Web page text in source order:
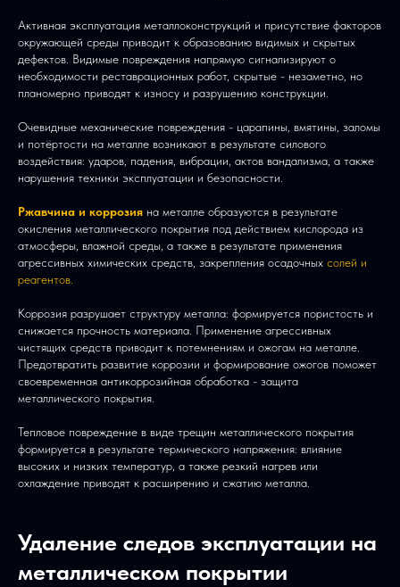
Активная эксплуатация металлоконструкций и присутствие факторов
окружающей среды приводит к образованию видимых и скрытых
дефектов. Видимые повреждения напрямую сигнализируют о
необходимости реставрационных работ, скрытые - незаметно, но
планомерно приводят к износу и разрушению конструкции.
Очевидные механические повреждения - царапины, вмятины, заломы
и потёртости на металле возникают в результате силового
воздействия: ударов, падения, вибрации, актов вандализма, а также
нарушения техники эксплуатации и безопасности.
Ржавчина и коррозия на металле образуются в результате
окисления металлического покрытия под действием кислорода из
атмосферы, влажной среды, а также в результате применения
агрессивных химических средств, закрепления осадочных солей и
реагентов.
Коррозия разрушает структуру металла: формируется пористость и
снижается прочность материала. Применение агрессивных
чистящих средств приводит к потемнениям и ожогам на металле.
Предотвратить развитие коррозии и формирование ожогов поможет
своевременная антикоррозийная обработка - защита
металлического покрытия.
Тепловое повреждение в виде трещин металлического покрытия
формируется в результате термического напряжения: влияние
высоких и низких температур, а также резкий нагрев или
охлаждение приводят к расширению и сжатию металла.
Удаление следов эксплуатации на
металлическом покрытии